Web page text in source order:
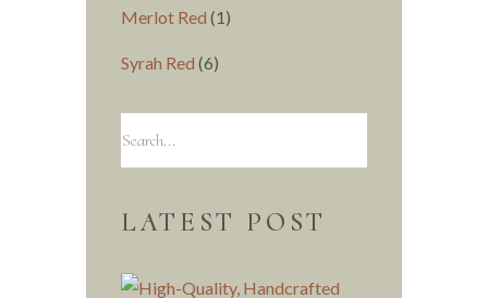
Merlot Red (1)
Syrah Red (6)
LATEST POST